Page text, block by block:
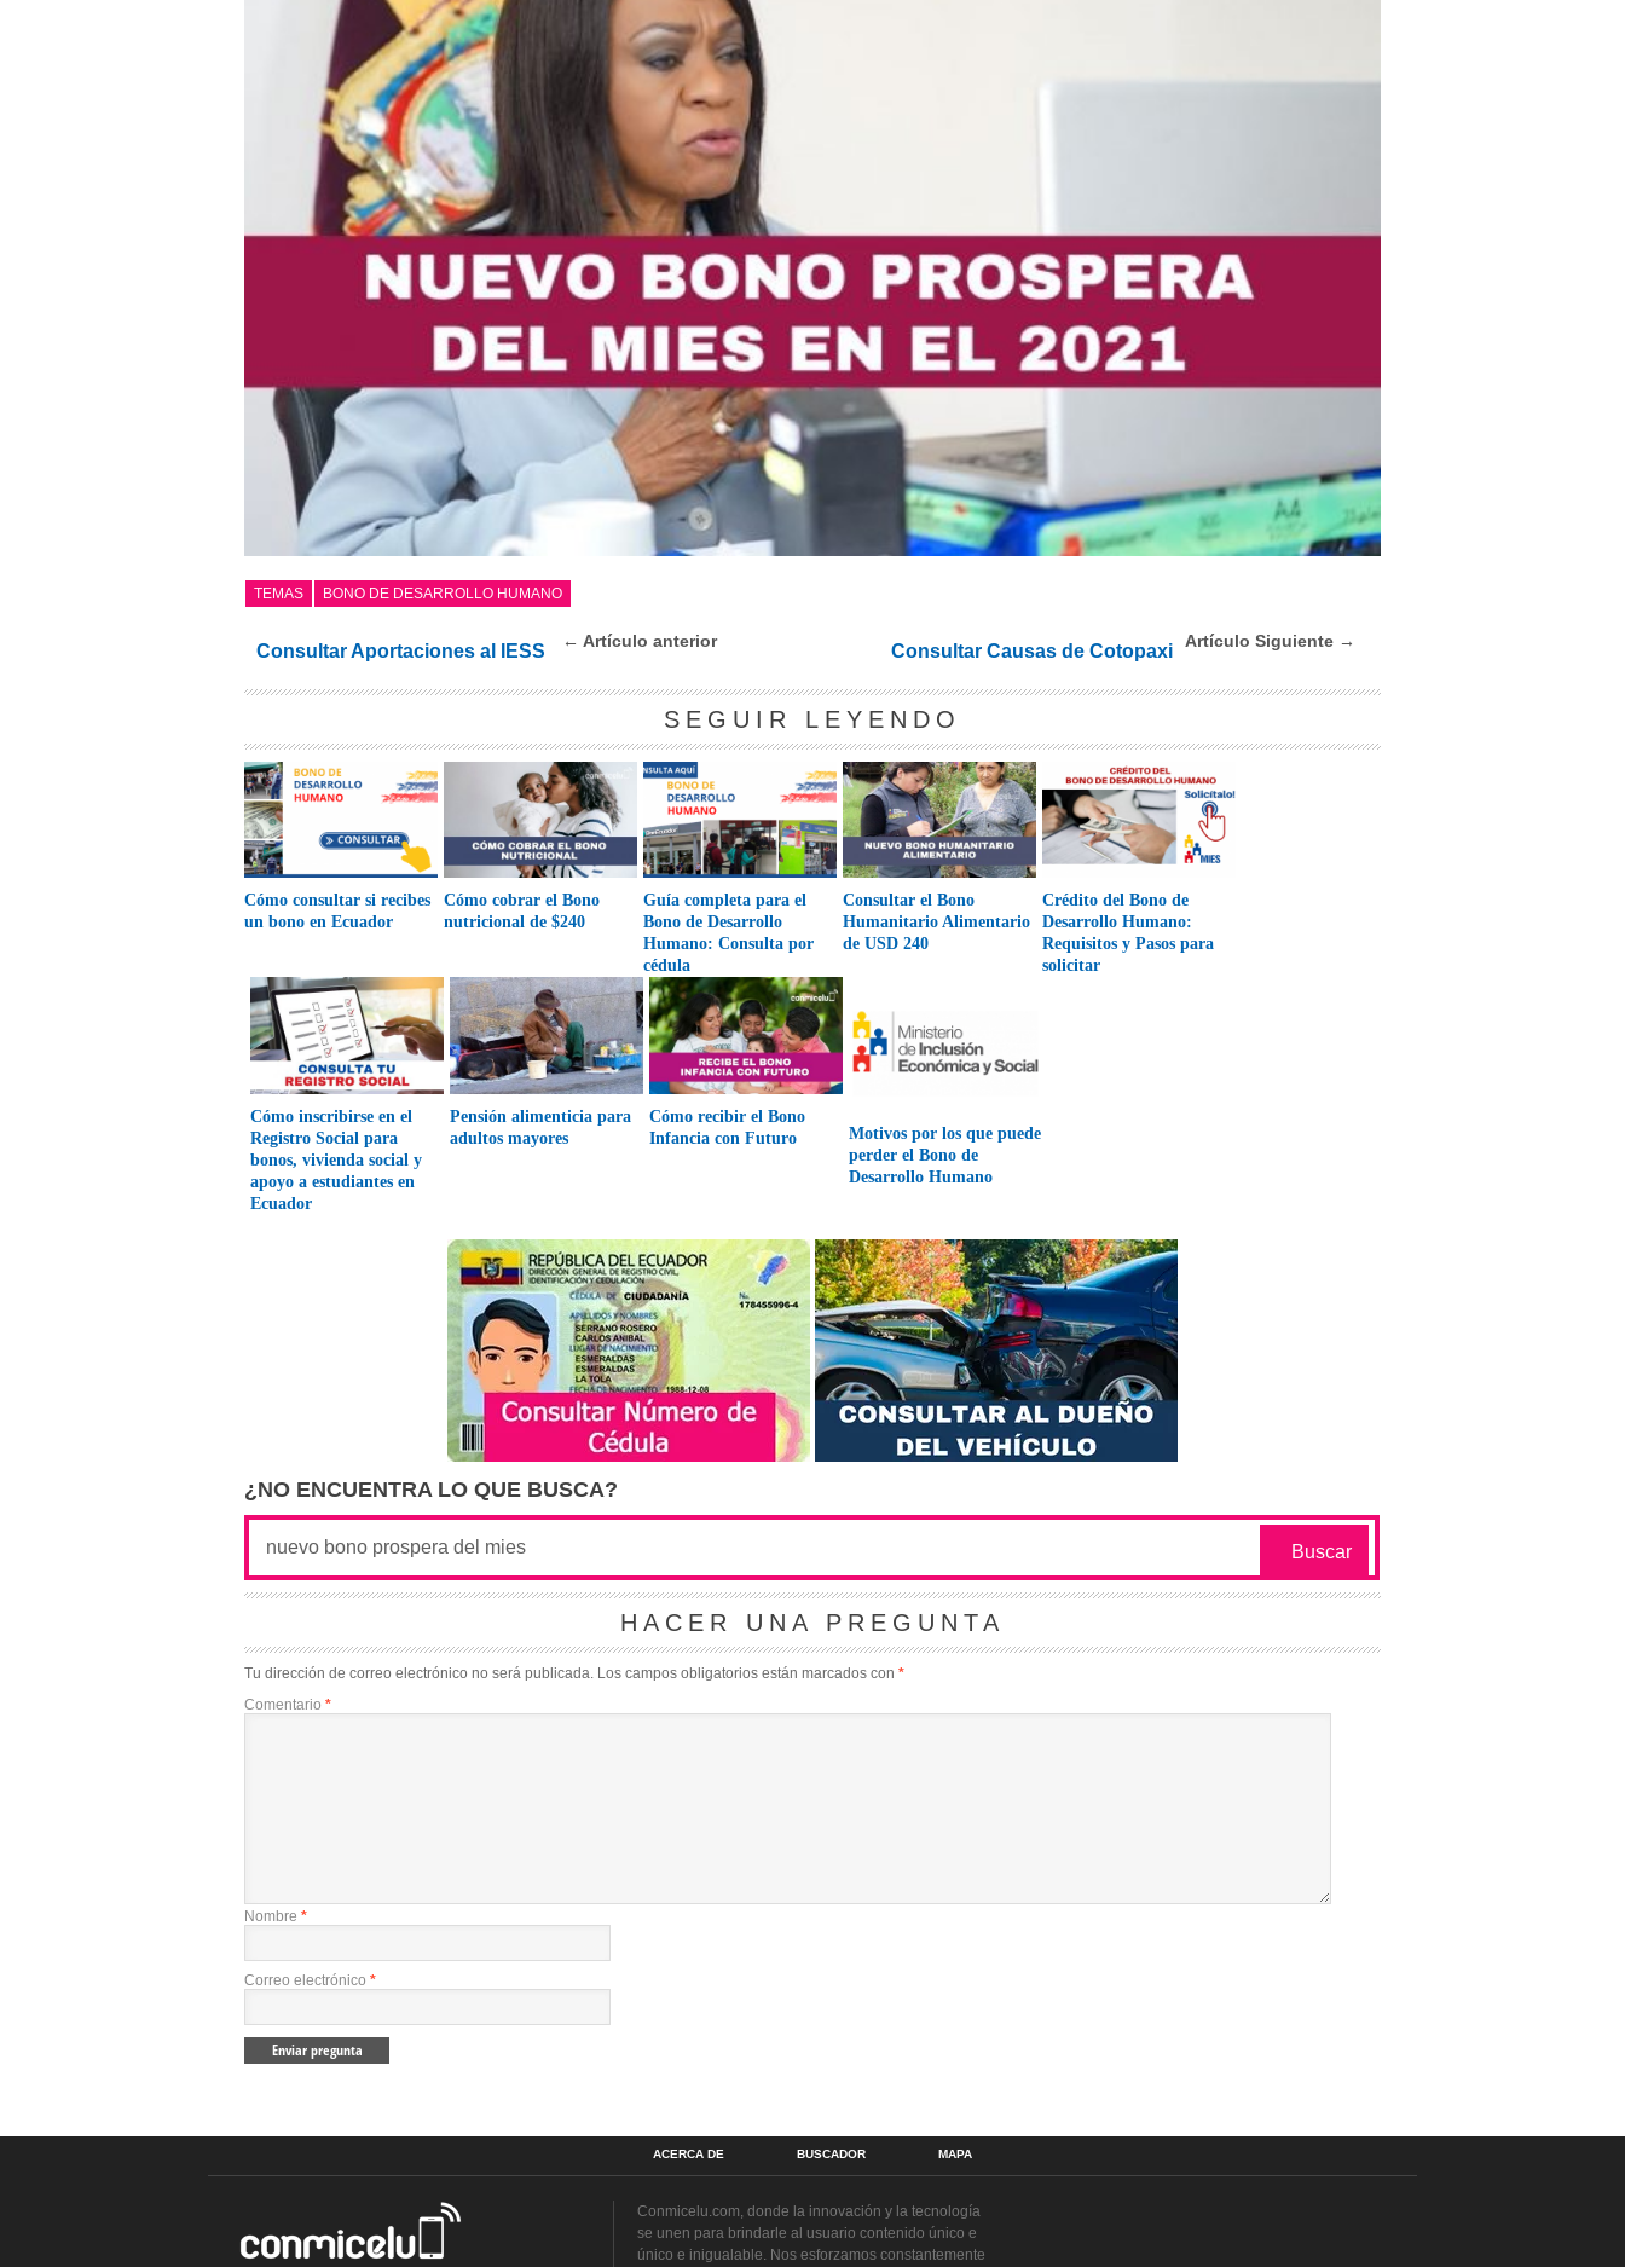
TEMAS BONO DE DESARROLLO HUMANO
← Artículo anterior
Consultar Aportaciones al IESS Artículo Siguiente →
Consultar Causas de Cotopaxi
SEGUIR LEYENDO
Cómo consultar si recibes
un bono en Ecuador
Cómo cobrar el Bono
nutricional de $240
Guía completa para el
Bono de Desarrollo
Humano: Consulta por
cédula
Consultar el Bono
Humanitario Alimentario
de USD 240
Crédito del Bono de
Desarrollo Humano:
Requisitos y Pasos para
solicitar
Cómo inscribirse en el
Registro Social para
bonos, vivienda social y
apoyo a estudiantes en
Ecuador
Pensión alimenticia para
adultos mayores
Cómo recibir el Bono
Infancia con Futuro
Motivos por los que puede
perder el Bono de
Desarrollo Humano
¿NO ENCUENTRA LO QUE BUSCA?
HACER UNA PREGUNTA
Tu dirección de correo electrónico no será publicada. Los campos obligatorios están marcados con*
Comentario*
Nombre*
Correo electrónico*
ACERCA DE BUSCADOR MAPA
Conmicelu.com, donde la innovación y la tecnología
se unen para brindarle al usuario contenido único e
único e inigualable. Nos esforzamos constantemente